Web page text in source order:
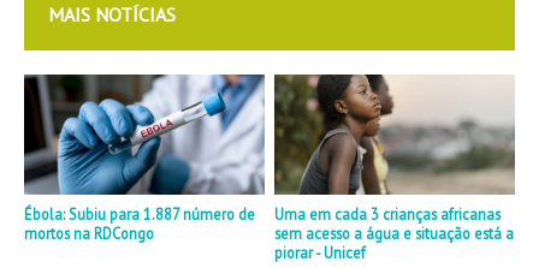
MAIS NOTÍCIAS
Ébola: Subiu para 1.887 número de
mortos na RDCongo
Uma em cada 3 crianças africanas
sem acesso a água e situação está a
piorar - Unicef